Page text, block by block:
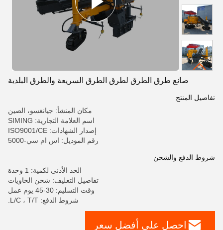
صانع طرق الطرق لطرق الطرق السريعة والطرق البلدية
تفاصيل المنتج
مكان المنشأ: جيانغسو، الصين
اسم العلامة التجارية: SIMING
إصدار الشهادات: ISO9001/CE
رقم الموديل: اس ام سي-5000
شروط الدفع والشحن
الحد الأدنى لكمية: 1 وحدة
تفاصيل التغليف: شحن الحاويات
وقت التسليم: 30-45 يوم عمل
شروط الدفع: L/C ، T/T.
احصل على أفضل سعر